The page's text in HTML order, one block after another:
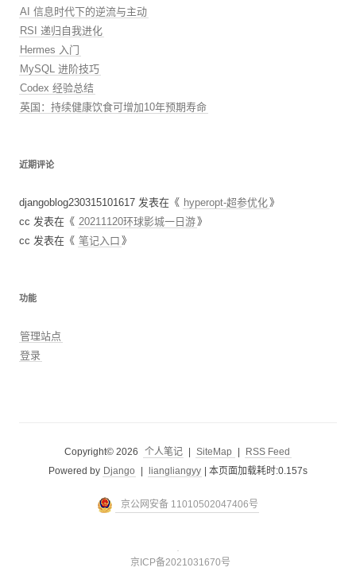
AI 信息时代下的逆流与主动
RSI 递归自我进化
Hermes 入门
MySQL 进阶技巧
Codex 经验总结
英国：持续健康饮食可增加10年预期寿命
近期评论
djangoblog230315101617 发表在《 hyperopt-超参优化 》
cc 发表在《 20211120环球影城一日游 》
cc 发表在《 笔记入口 》
功能
管理站点
登录
Copyright© 2026 个人笔记 SiteMap
RSS Feed
Powered by Django liangliangyy |本页面加载耗时:0.157s
京公网安备 11010502047406号
京ICP备2021031670号